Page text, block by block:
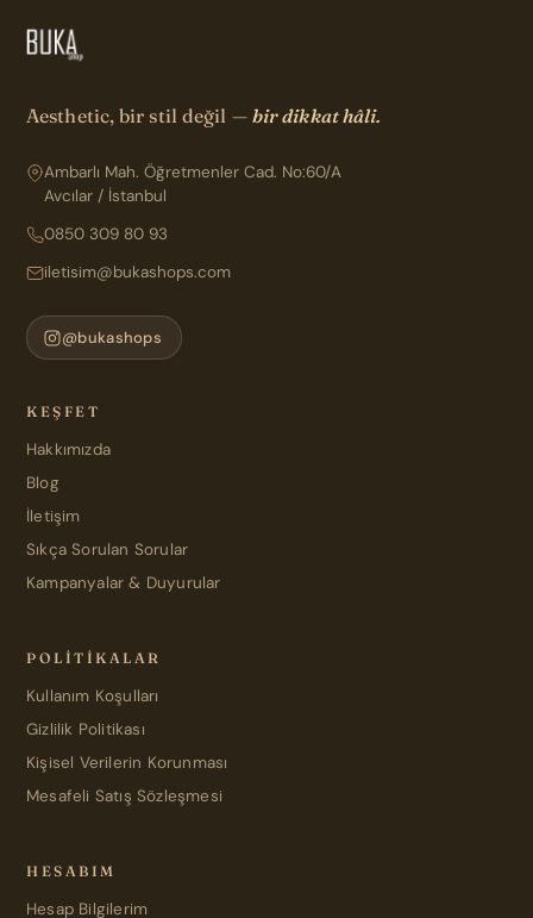
Aesthetic, bir stil değil — bir dikkat hâli.
Ambarlı Mah. Öğretmenler Cad. No:60/A
Avcılar / İstanbul
0850 309 80 93
iletisim@bukashops.com
@bukashops
KEŞFET
Hakkımızda
Blog
İletişim
Sıkça Sorulan Sorular
Kampanyalar & Duyurular
POLITIKALAR
Kullanım Koşulları
Gizlilik Politikası
Kişisel Verilerin Korunması
Mesafeli Satış Sözleşmesi
HESABIM
Hesap Bilgilerim